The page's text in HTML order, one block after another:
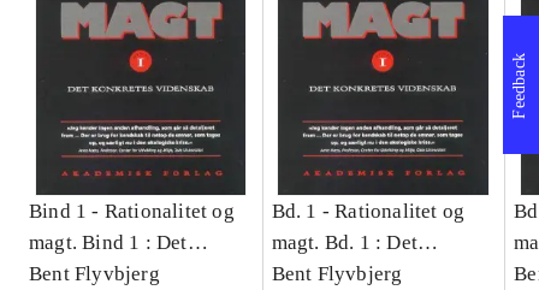
Bind 1 - Rationalitet og
magt. Bind 1 : Det
konkretes videnskab
Bent Flyvbjerg
Bd. 1 -Rationalitet og
magt. Bd. 1 : Det
konkretes videnskab
Bent Flyvbjerg
Feedback